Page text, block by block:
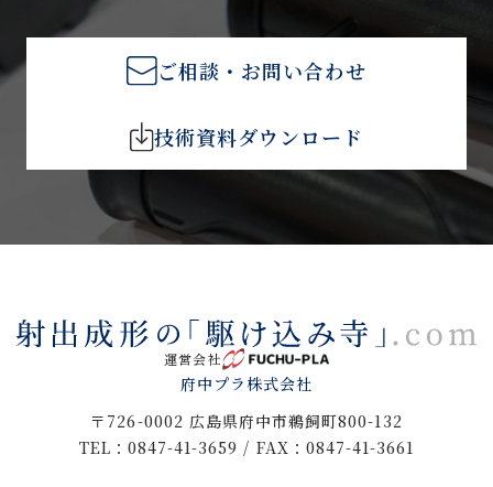
ご相談・お問い合わせ
技術資料ダウンロード
運営会社
府中プラ株式会社
〒726-0002 広島県府中市鵜飼町800-132
TEL：0847-41-3659 / FAX：0847-41-3661